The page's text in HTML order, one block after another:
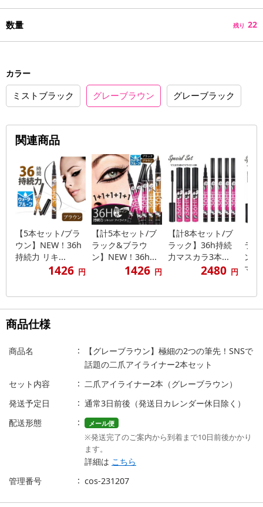
数量 残り 22
カラー
ミストブラック グレーブラウン グレーブラック
関連商品
【5本セット/ブラ
ウン】NEW！36h
持続力 リキ...
1426 円
【計5本セット/ブ
ラック&ブラウ
ン】NEW！36h...
1426 円
【計8本セット/ブ
ラック】36h持続
力マスカラ3本...
2480 円
ラ
ン
マ...
商品仕様
商品名
【グレーブラウン】極細の2つの筆先！SNSで
話題の二爪アイライナー2本セット
セット内容
二爪アイライナー2本（グレーブラウン）
発送予定日
通常3日前後（発送日カレンダー休日除く）
配送形態
メール便
※発送完了のご案内から到着まで10日前後かかり
ます。
詳細は こちら
管理番号
cos-231207